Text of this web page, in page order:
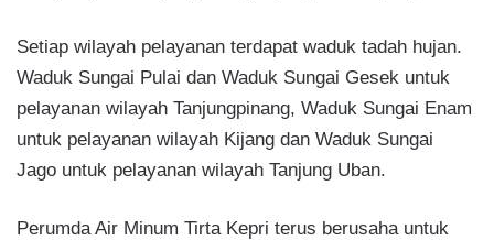
Setiap wilayah pelayanan terdapat waduk tadah hujan.
Waduk Sungai Pulai dan Waduk Sungai Gesek untuk
pelayanan wilayah Tanjungpinang, Waduk Sungai Enam
untuk pelayanan wilayah Kijang dan Waduk Sungai
Jago untuk pelayanan wilayah Tanjung Uban.
Perumda Air Minum Tirta Kepri terus berusaha untuk